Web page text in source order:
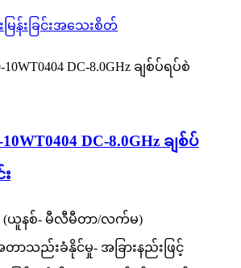
ြန်းခြင်းအသေးစိတ်
DC-8.0GHz ချစ်ပ်
(ယူနစ်- မီလီမီတာ/လက်မ)
ာသည်းခံနိုင်မှု- အခြားနည်းဖြင့်